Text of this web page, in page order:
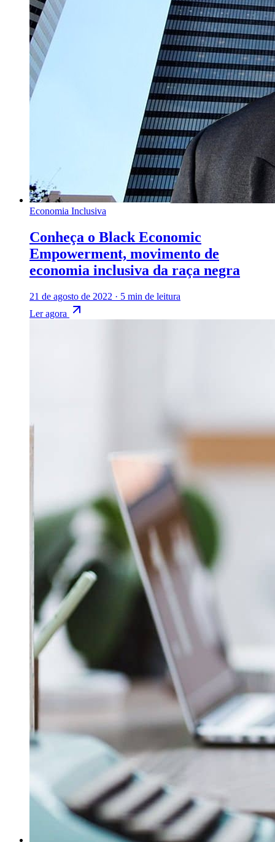
Economia Inclusiva
Conheça o Black Economic
Empowerment, movimento de
economia inclusiva da raça negra
21 de agosto de 2022 · 5 min de leitura
Ler agora